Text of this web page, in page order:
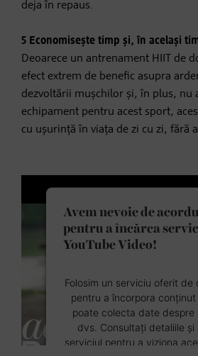
deja în repaus.
5 Economisește timp și, în același
Deoarece un antrenament HIIT de
efect extrem de benefic asupra
dezvoltării mușchilor și, în plus, nu
echipament pentru acest sport,
cu ușurință în viața de zi cu zi, fără
Avem nevoie de
pentru a încărca
YouTube Video!
Folosim un serviciu oferit de
pentru a încorpora
poate colecta date despre
dvs. Consultați detaliile
serviciul pentru a viziona